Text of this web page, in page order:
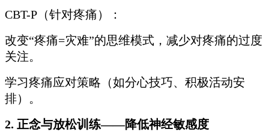
CBT-P（针对疼痛）：
改变“疼痛=灾难”的思维模式，减少对疼痛的过度
关注。
学习疼痛应对策略（如分心技巧、积极活动安
排）。
2. 正念与放松训练——降低神经敏感度